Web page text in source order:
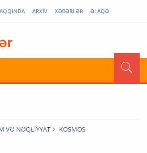
ARXİV XƏBƏRLƏR ƏLAQƏ
VƏ NƏQLİYYAT KOSMOS